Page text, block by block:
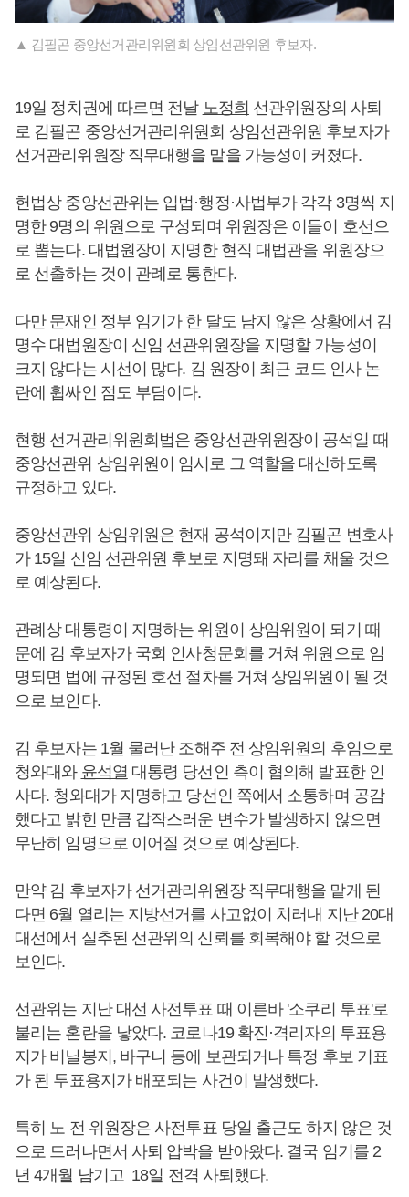
▲ 김필곤 중앙선거관리위원회 상임선관위원 후보자.
19일 정치권에 따르면 전날 노정희 선관위원장의 사퇴
로 김필곤 중앙선거관리위원회 상임선관위원 후보자가
선거관리위원장 직무대행을 맡을 가능성이 커졌다.
헌법상 중앙선관위는 입법·행정·사법부가 각각 3명씩 지
명한 9명의 위원으로 구성되며 위원장은 이들이 호선으
로 뽑는다. 대법원장이 지명한 현직 대법관을 위원장으
로 선출하는 것이 관례로 통한다.
다만 문재인 정부 임기가 한 달도 남지 않은 상황에서 김
명수 대법원장이 신임 선관위원장을 지명할 가능성이
크지 않다는 시선이 많다. 김 원장이 최근 코드 인사 논
란에 휩싸인 점도 부담이다.
현행 선거관리위원회법은 중앙선관위원장이 공석일 때
중앙선관위 상임위원이 임시로 그 역할을 대신하도록
규정하고 있다.
중앙선관위 상임위원은 현재 공석이지만 김필곤 변호사
가 15일 신임 선관위원 후보로 지명돼 자리를 채울 것으
로 예상된다.
관례상 대통령이 지명하는 위원이 상임위원이 되기 때
문에 김 후보자가 국회 인사청문회를 거쳐 위원으로 임
명되면 법에 규정된 호선 절차를 거쳐 상임위원이 될 것
으로 보인다.
김 후보자는 1월 물러난 조해주 전 상임위원의 후임으로
청와대와 윤석열 대통령 당선인 측이 협의해 발표한 인
사다. 청와대가 지명하고 당선인 쪽에서 소통하며 공감
했다고 밝힌 만큼 갑작스러운 변수가 발생하지 않으면
무난히 임명으로 이어질 것으로 예상된다.
만약 김 후보자가 선거관리위원장 직무대행을 맡게 된
다면 6월 열리는 지방선거를 사고없이 치러내 지난 20대
대선에서 실추된 선관위의 신뢰를 회복해야 할 것으로
보인다.
선관위는 지난 대선 사전투표 때 이른바 '소쿠리 투표'로
불리는 혼란을 낳았다. 코로나19 확진·격리자의 투표용
지가 비닐봉지, 바구니 등에 보관되거나 특정 후보 기표
가 된 투표용지가 배포되는 사건이 발생했다.
특히 노 전 위원장은 사전투표 당일 출근도 하지 않은 것
으로 드러나면서 사퇴 압박을 받아왔다. 결국 임기를 2
년 4개월 남기고 18일 전격 사퇴했다.